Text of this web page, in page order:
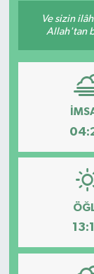
Ve sizin
Allah'tan
Siyaset
Spor
Vefat
Video